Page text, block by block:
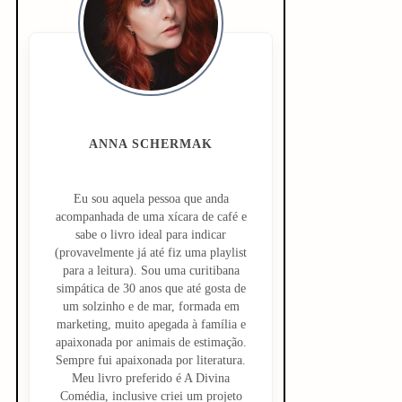
ANNA SCHERMAK
Eu sou aquela pessoa que anda
acompanhada de uma xícara de café e
sabe o livro ideal para indicar
(provavelmente já até fiz uma playlist
para a leitura). Sou uma curitibana
simpática de 30 anos que até gosta de
um solzinho e de mar, formada em
marketing, muito apegada à família e
apaixonada por animais de estimação.
Sempre fui apaixonada por literatura.
Meu livro preferido é A Divina
Comédia, inclusive criei um projeto